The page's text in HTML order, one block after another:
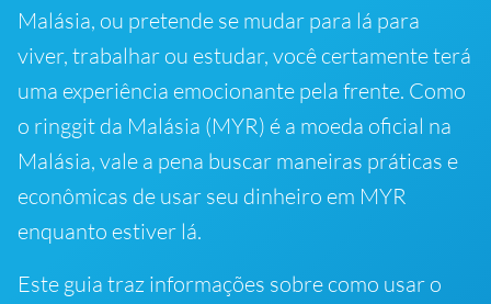
Malásia, ou pretende se mudar para lá para
viver, trabalhar ou estudar, você certamente terá
uma experiência emocionante pela frente. Como
o ringgit da Malásia (MYR) é a moeda oficial na
Malásia, vale a pena buscar maneiras práticas e
econômicas de usar seu dinheiro em MYR
enquanto estiver lá.
Este guia traz informações sobre como usar o